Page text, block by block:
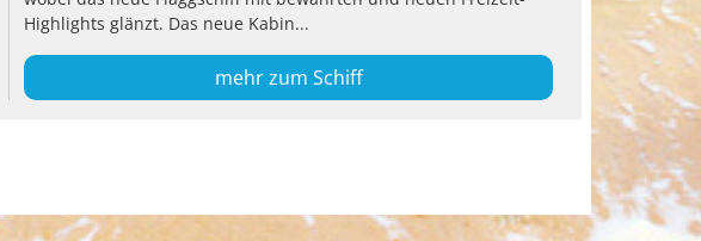
Highlights glänzt. Das neue Kabin...
mehr zum Schiff